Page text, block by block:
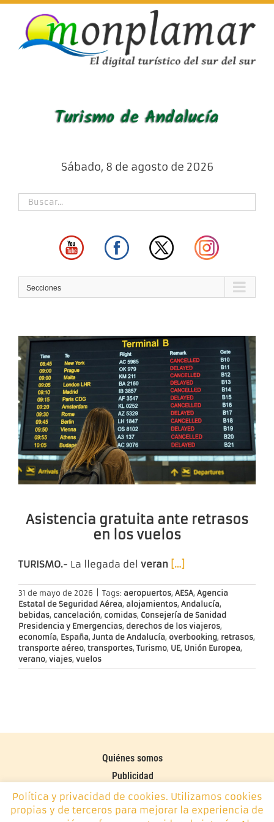
Skip
content
Sábado, 8 de agosto de 2026
Secciones
Asistencia gratuita ante retrasos
en los vuelos
TURISMO.- La llegada del veran […]
31 de mayo de 2026 Tags: aeropuertos, AESA, Agencia
Estatal de Seguridad Aérea, alojamientos, Andalucía,
bebidas, cancelación, comidas, Consejería de Sanidad
Presidencia y Emergencias, derechos de los viajeros,
economía, España, Junta de Andalucía, overbooking, retrasos,
transporte aéreo, transportes, Turismo, UE, Unión Europea,
verano, viajes, vuelos
Quiénes somos
Publicidad
Contacto
Política de cookies
Política y privacidad de cookies. Utilizamos cookies
propias y de terceros para mejorar la experiencia de